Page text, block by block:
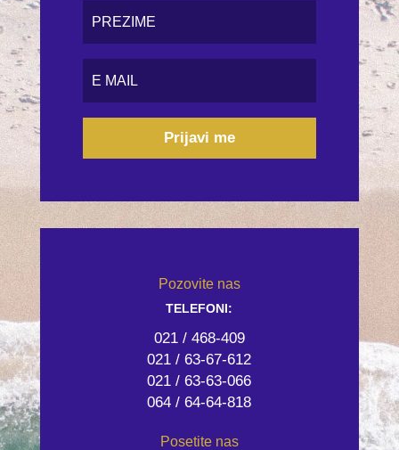
Prijavi me
Pozovite nas
TELEFONI:
021 / 468-409
021 / 63-67-612
021 / 63-63-066
064 / 64-64-818
Posetite nas